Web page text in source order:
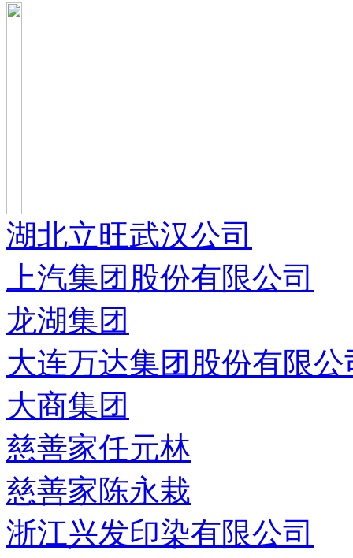
湖北立旺武汉公司
上汽集团股份有限公司
龙湖集团
大连万达集团股份有限公
大商集团
慈善家任元林
慈善家陈永栽
浙江兴发印染有限公司